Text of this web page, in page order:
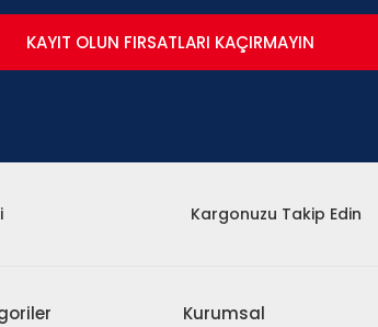
KAYIT OLUN FIRSATLARI KAÇIRMAYIN
Kargonuzu Takip Edin
Kurumsal